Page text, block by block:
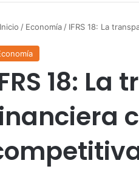
Inicio / Economía / IFRS 18: La
18: